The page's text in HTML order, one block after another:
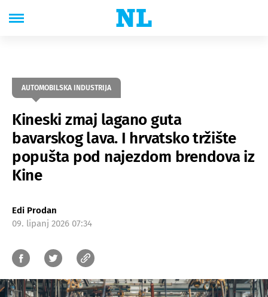
AUTOMOBILSKA INDUSTRIJA
Kineski zmaj lagano guta
bavarskog lava. I hrvatsko tržište
popušta pod najezdom brendova iz
Kine
Edi Prodan
09. lipanj 2026 07:34